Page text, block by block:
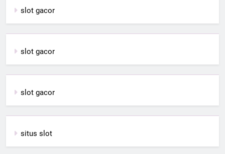
slot gacor
slot gacor
slot gacor
situs slot